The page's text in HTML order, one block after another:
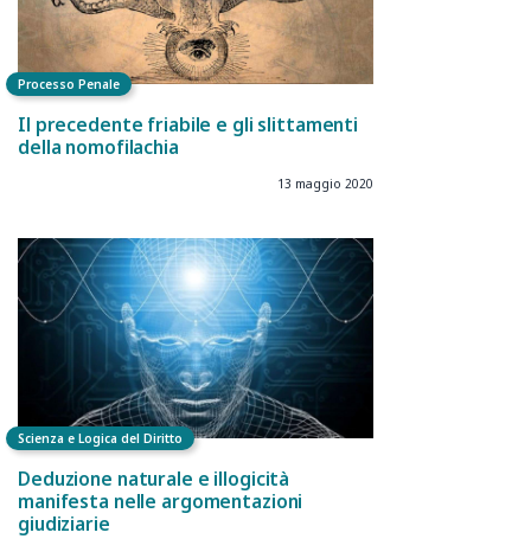
Processo Penale
Il precedente friabile e gli slittamenti
della nomofilachia
13 maggio 2020
Scienza e Logica del Diritto
Deduzione naturale e illogicità
manifesta nelle argomentazioni
giudiziarie